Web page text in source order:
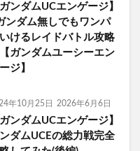
ガンダムUCエンゲージ】
ンダム無しでもワンパ
けるレイドバトル攻略
ガンダムユーシーエン
ジ】
年10月25日 2026年6月6日
ガンダムUCエンゲージ】
ダムUCEの総力戦完全